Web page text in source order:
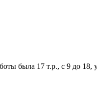
была 17 т.р., с 9 до